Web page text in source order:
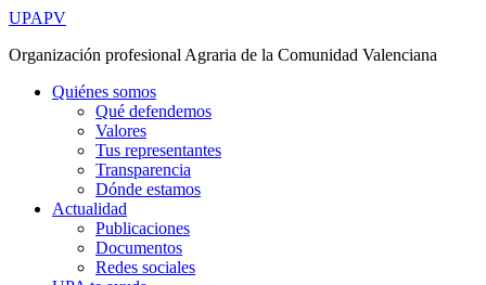
Ir
contenido
UPAPV
Organización profesional Agraria de la Comunidad Valenciana
Quiénes somos
Qué defendemos
Valores
Tus representantes
Transparencia
Dónde estamos
Actualidad
Publicaciones
Documentos
Redes sociales